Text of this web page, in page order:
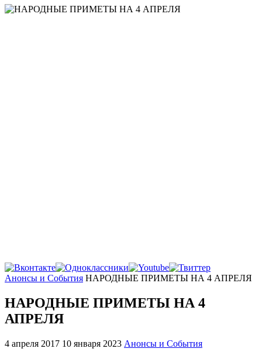
Главная
Анонсы и События НАРОДНЫЕ ПРИМЕТЫ НА 4 АПРЕЛЯ
НАРОДНЫЕ ПРИМЕТЫ НА 4
АПРЕЛЯ
4 апреля 2017 10 января 2023 Анонсы и События